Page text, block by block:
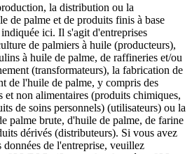
la distribution ou la
de palme et de produits finis à base
ici. Il s'agit d'entreprises
de palmiers à huile (producteurs),
à huile de palme, de raffineries et/ou
(transformateurs), la fabrication de
de l'huile de palme, y compris des
et non alimentaires (produits chimiques,
de soins personnels) (utilisateurs) ou la
palme brute, d'huile de palme, de farine
dérivés (distributeurs). Si vous avez
données de l'entreprise, veuillez